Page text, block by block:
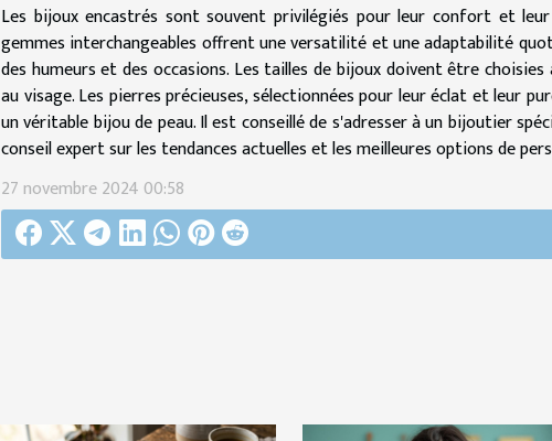
Les bijoux encastrés sont souvent privilégiés pour leur confort et
gemmes interchangeables offrent une versatilité et une adaptabilité
des humeurs et des occasions. Les tailles de bijoux doivent être
au visage. Les pierres précieuses, sélectionnées pour leur éclat et leur
un véritable bijou de peau. Il est conseillé de s'adresser à un bijoutier
conseil expert sur les tendances actuelles et les meilleures options de
27 novembre 2024 00:58